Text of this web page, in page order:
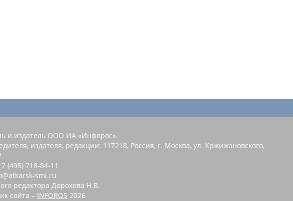
и издатель ООО ИА «Инфорос».
издателя, редакции: 117218, Россия, г. Москва, ул. Кржижановского,
(495) 718-84-11
smi.ru
редактора Дорохова Н.В.
сайта – INFOROS 2026